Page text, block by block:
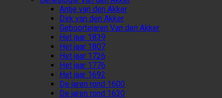
Antje van den Akker
Dirk van den Akker
Geboortejaren Van den Akker
Het jaar 1839
Het jaar 1807
Het jaar 1726
Het jaar 1776
Het jaar 1692
De jaren rond 1600
De jaren rond 1630